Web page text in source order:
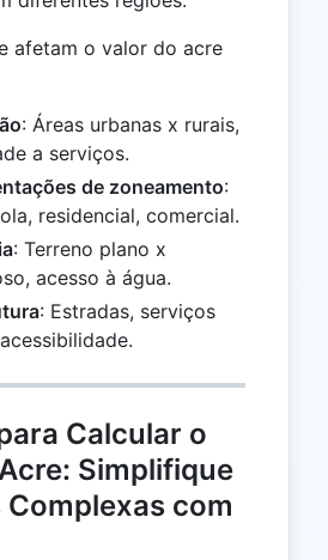
afetam o valor do acre
: Áreas urbanas x rurais,
a serviços.
de zoneamento:
residencial, comercial.
: Terreno plano x
acesso à água.
: Estradas, serviços
Calcular o
Simplifique
Complexas com